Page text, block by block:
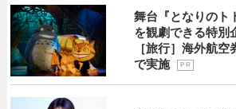
舞台『となりのト
を観劇できる特
［旅行］海外航
で実施
P R